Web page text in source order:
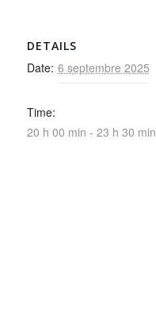
DETAILS
Date: 6 septembre 2025
Time:
20 h 00 min - 23 h 30 min